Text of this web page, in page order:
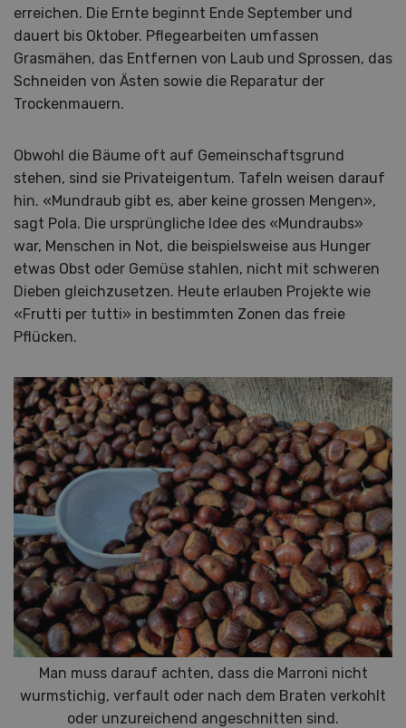
erreichen. Die Ernte beginnt Ende September und
dauert bis Oktober. Pflegearbeiten umfassen
Grasmähen, das Entfernen von Laub und Sprossen, das
Schneiden von Ästen sowie die Reparatur der
Trockenmauern.
Obwohl die Bäume oft auf Gemeinschaftsgrund
stehen, sind sie Privateigentum. Tafeln weisen darauf
hin. «Mundraub gibt es, aber keine grossen Mengen»,
sagt Pola. Die ursprüngliche Idee des «Mundraubs»
war, Menschen in Not, die beispielsweise aus Hunger
etwas Obst oder Gemüse stahlen, nicht mit schweren
Dieben gleichzusetzen. Heute erlauben Projekte wie
«Frutti per tutti» in bestimmten Zonen das freie
Pflücken.
Man muss darauf achten, dass die Marroni nicht
wurmstichig, verfault oder nach dem Braten verkohlt
oder unzureichend angeschnitten sind.